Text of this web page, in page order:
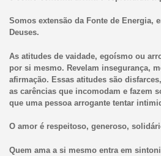
Somos extensão da Fonte de Energia,
Deuses.
As atitudes de vaidade, egoísmo ou
por si mesmo. Revelam insegurança,
afirmação. Essas atitudes são
as carências que incomodam e fazem
que uma pessoa arrogante tentar
O amor é respeitoso, generoso,
Quem ama a si mesmo entra em